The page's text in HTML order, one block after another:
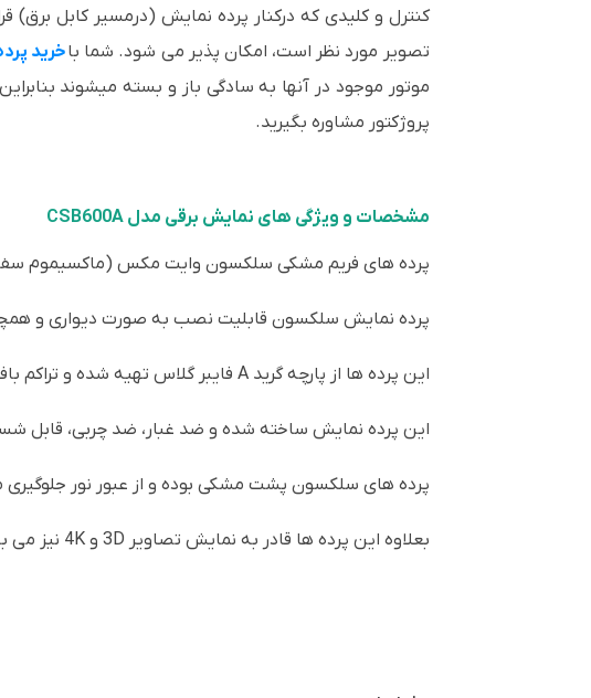
کنترل و کلیدی که درکنار پرده نمایش (درمسیر کابل برق)
تصویر مورد نظر است، امکان پذیر می شود. شما باخرید
موتور موجود در آنها به سادگی باز و بسته میشوند
پروژکتور مشاوره بگیرید.
مشخصات و ویژگی های نمایش برقی مدل CSB600A
پرده های فریم مشکی سلکسون وایت مکس (ماکسیموم
پرده نمایش سلکسون قابلیت نصب به صورت دیواری و
این پرده ها از پارچه گرید A فایبر گلاس تهیه شده و تراکم بافت آن بسیار بالاتر از نمونه های مشابه می باشد.
این پرده نمایش ساخته شده و ضد غبار، ضد چربی،
پرده های سلکسون پشت مشکی بوده و از عبور نور جلوگیری
بعلاوه این پرده ها قادر به نمایش تصاویر 3D و 4K نیز می باشند.